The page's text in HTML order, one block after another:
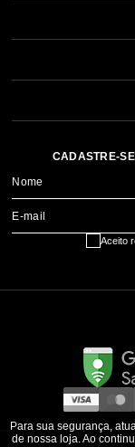
CADASTRE-
Nome
E-mail
Aceito
Para sua segurança,
de nossa loja. Ao